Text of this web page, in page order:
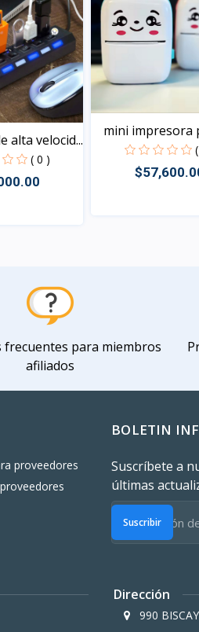
alta velocid...
( 0 )
mini impresora
frecuentes para miembros
afiliados
proveedores
BOLETIN
Suscríbete a
últimas
Suscribir
Dirección
990